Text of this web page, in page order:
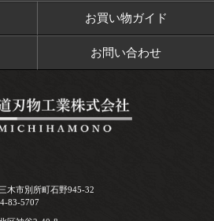
お買い物ガイド
お問い合わせ
市別所町石野945-32
83-5707